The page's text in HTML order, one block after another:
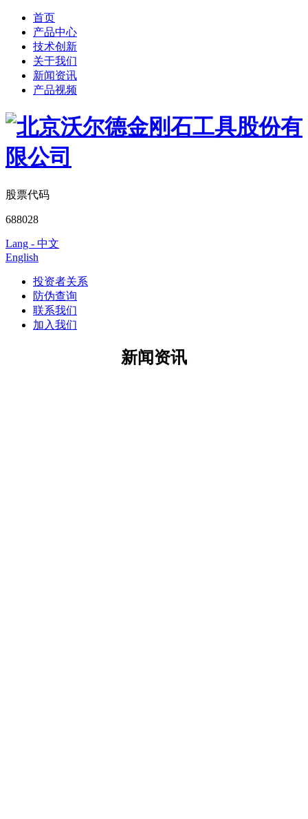
首页
产品中心
技术创新
关于我们
新闻资讯
产品视频
股票代码
688028
Lang - 中文
English
投资者关系
防伪查询
联系我们
加入我们
新闻资讯